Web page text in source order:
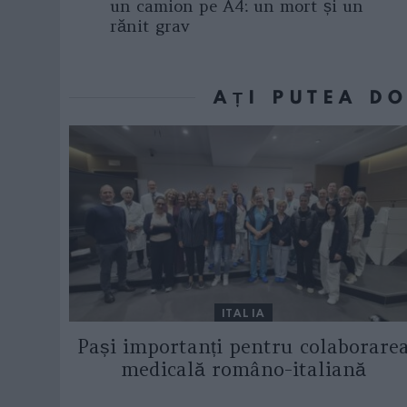
un camion pe A4: un mort și un
rănit grav
AȚI PUTEA
ITALIA
Pași importanți pentru
medicală româno-italiană